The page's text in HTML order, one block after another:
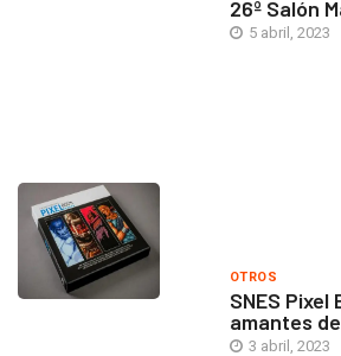
26º Salón
5 abril, 2023
OTROS
SNES Pixel
amantes
3 abril, 2023